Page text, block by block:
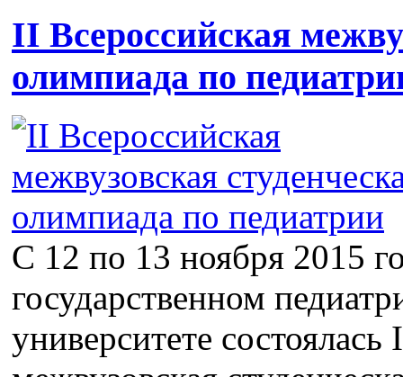
II Всероссийская
олимпиада по
С 12 по 13 ноября 2015
государственном
университете